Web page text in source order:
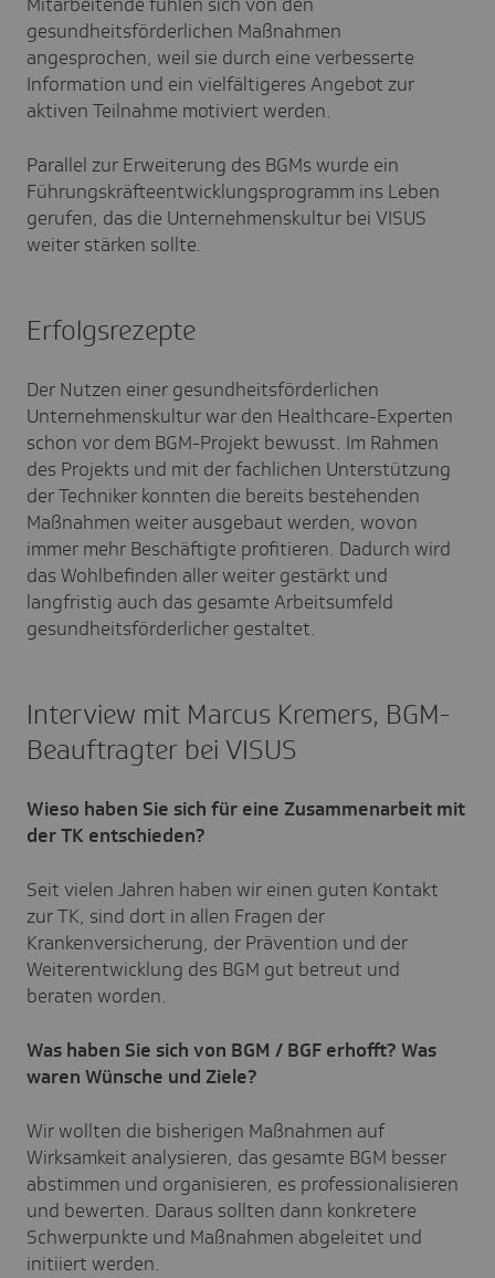
Mitarbeitende fühlen sich von den
gesundheitsförderlichen Maßnahmen
angesprochen, weil sie durch eine verbesserte
Information und ein vielfältigeres Angebot zur
aktiven Teilnahme motiviert werden.
Parallel zur Erweiterung des BGMs wurde ein
Führungskräfteentwicklungsprogramm ins Leben
gerufen, das die Unternehmenskultur bei VISUS
weiter stärken sollte.
Erfolgsrezepte
Der Nutzen einer gesundheitsförderlichen
Unternehmenskultur war den Healthcare-Experten
schon vor dem BGM-Projekt bewusst. Im Rahmen
des Projekts und mit der fachlichen Unterstützung
der Techniker konnten die bereits bestehenden
Maßnahmen weiter ausgebaut werden, wovon
immer mehr Beschäftigte profitieren. Dadurch wird
das Wohlbefinden aller weiter gestärkt und
langfristig auch das gesamte Arbeitsumfeld
gesundheitsförderlicher gestaltet.
Interview mit Marcus Kremers, BGM-
Beauftragter bei VISUS
Wieso haben Sie sich für eine Zusammenarbeit mit
der TK entschieden?
Seit vielen Jahren haben wir einen guten Kontakt
zur TK, sind dort in allen Fragen der
Krankenversicherung, der Prävention und der
Weiterentwicklung des BGM gut betreut und
beraten worden.
Was haben Sie sich von BGM / BGF erhofft? Was
waren Wünsche und Ziele?
Wir wollten die bisherigen Maßnahmen auf
Wirksamkeit analysieren, das gesamte BGM besser
abstimmen und organisieren, es professionalisieren
und bewerten. Daraus sollten dann konkretere
Schwerpunkte und Maßnahmen abgeleitet und
initiiert werden.